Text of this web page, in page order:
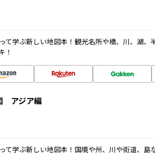
て学ぶ新しい地図本！観光名所や橋、川、湖、
！
アジア編
て学ぶ新しい地図本！国境や州、川や街道、島